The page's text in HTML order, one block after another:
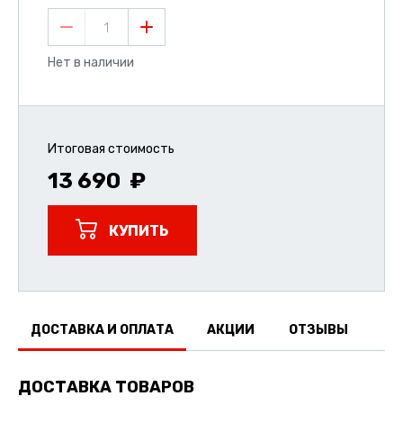
1
Нет в наличии
Итоговая стоимость
13 690
КУПИТЬ
ДОСТАВКА И ОПЛАТА АКЦИИ ОТЗЫВЫ
ДОСТАВКА ТОВАРОВ